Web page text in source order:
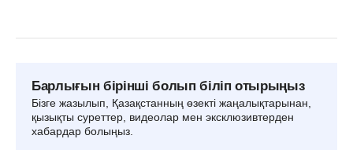
Барлығын бірінші болып біліп отырыңыз
Бізге жазылып, Қазақстанның өзекті жаңалықтарынан,
қызықты суреттер, видеолар мен эксклюзивтерден
хабардар болыңыз.